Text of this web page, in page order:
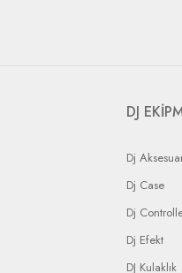
DJ
Dj
Dj Case
Dj
Dj Efekt
DJ Kulaklık